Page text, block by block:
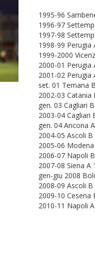
1995-96
1996-97
1997-98
1998-99 Perugia
1999-2000
2000-01 Perugia
2001-02 Perugia
set. 01 Ternana
2002-03 Catania
gen. 03 Cagliari
2003-04 Cagliari
gen. 04 Ancona
2004-05 Ascoli
2005-06
2006-07 Napoli
2007-08 Siena A
gen-giu 2008
2008-09 Ascoli B
2009-10 Cesena
2010-11 Napoli